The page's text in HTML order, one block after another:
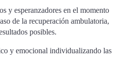
y esperanzadores en el momento
de la recuperación ambulatoria,
posibles.
y emocional individualizando las